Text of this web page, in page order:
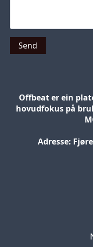
Send
Offbeat er ein
hovudfokus på
Adresse: